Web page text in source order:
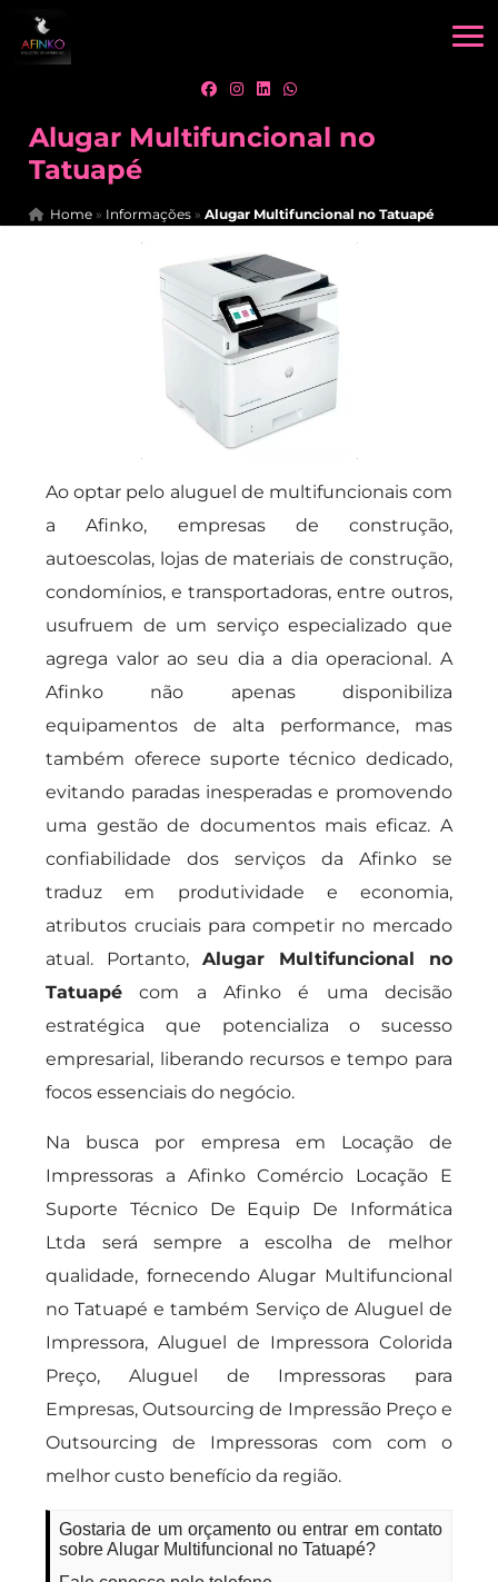
Alugar Multifuncional no
Tatuapé
Home » Informações »Alugar Multifuncional no Tatuapé
Ao optar pelo aluguel de multifuncionais com
a Afinko, empresas de construção,
autoescolas, lojas de materiais de construção,
condomínios, e transportadoras, entre outros,
usufruem de um serviço especializado que
agrega valor ao seu dia a dia operacional. A
Afinko não apenas disponibiliza
equipamentos de alta performance, mas
também oferece suporte técnico dedicado,
evitando paradas inesperadas e promovendo
uma gestão de documentos mais eficaz. A
confiabilidade dos serviços da Afinko se
traduz em produtividade e economia,
atributos cruciais para competir no mercado
atual. Portanto, Alugar Multifuncional no
Tatuapé com a Afinko é uma decisão
estratégica que potencializa o sucesso
empresarial, liberando recursos e tempo para
focos essenciais do negócio.
Na busca por empresa em Locação de
Impressoras a Afinko Comércio Locação E
Suporte Técnico De Equip De Informática
Ltda será sempre a escolha de melhor
qualidade, fornecendo Alugar Multifuncional
no Tatuapé e também Serviço de Aluguel de
Impressora, Aluguel de Impressora Colorida
Preço, Aluguel de Impressoras para
Empresas, Outsourcing de Impressão Preço e
Outsourcing de Impressoras com com o
melhor custo benefício da região.
Gostaria de um orçamento ou entrar em contato
sobre Alugar Multifuncional no Tatuapé?